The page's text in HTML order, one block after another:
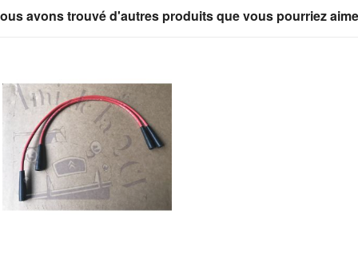
avons trouvé d'autres produits que vous pourriez